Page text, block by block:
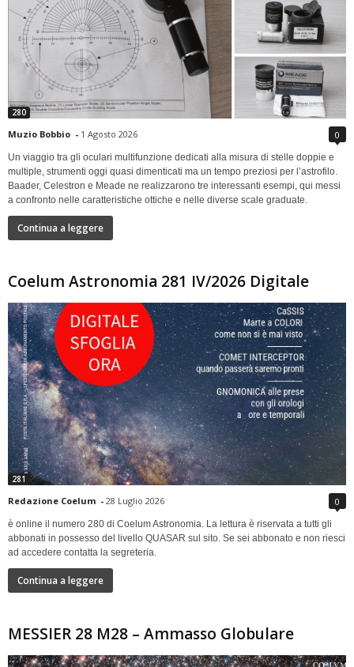
280
Muzio Bobbio - 1 Agosto 2026 0
Un viaggio tra gli oculari multifunzione dedicati alla misura di stelle doppie e
multiple, strumenti oggi quasi dimenticati ma un tempo preziosi per l’astrofilo.
Baader, Celestron e Meade ne realizzarono tre interessanti esempi, qui messi
a confronto nelle caratteristiche ottiche e nelle diverse scale graduate.
Continua a leggere
Coelum Astronomia 281 IV/2026 Digitale
281
Redazione Coelum - 28 Luglio 2026 0
è online il numero 280 di Coelum Astronomia. La lettura è riservata a tutti gli
abbonati in possesso del livello QUASAR sul sito. Se sei abbonato e non riesci
ad accedere contatta la segreteria.
Continua a leggere
MESSIER 28 M28 – Ammasso Globulare